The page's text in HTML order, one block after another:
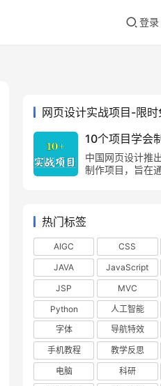
登录
网页设计实战项目-限时
10个项目学会
中国网页设计推
制作项目，旨在
热门标签
AIGC CSS
JAVA
JavaScript
JSP
MVC
Python
人工智能
字体
导航特效
手机教程
教学反思
电脑
科研